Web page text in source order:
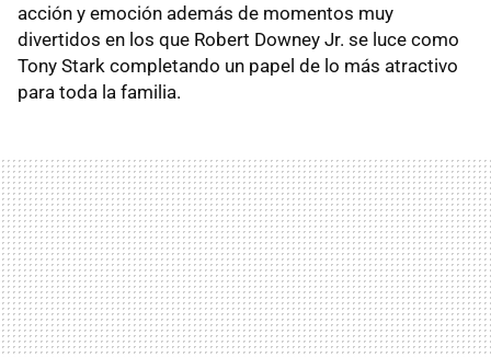
acción y emoción además de momentos muy
divertidos en los que Robert Downey Jr. se luce como
Tony Stark completando un papel de lo más atractivo
para toda la familia.